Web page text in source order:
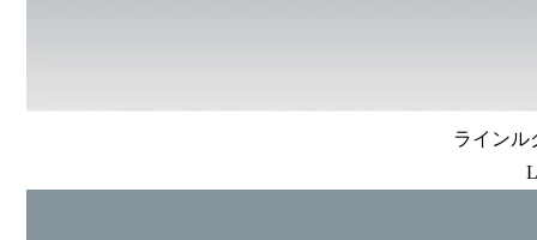
ラインル